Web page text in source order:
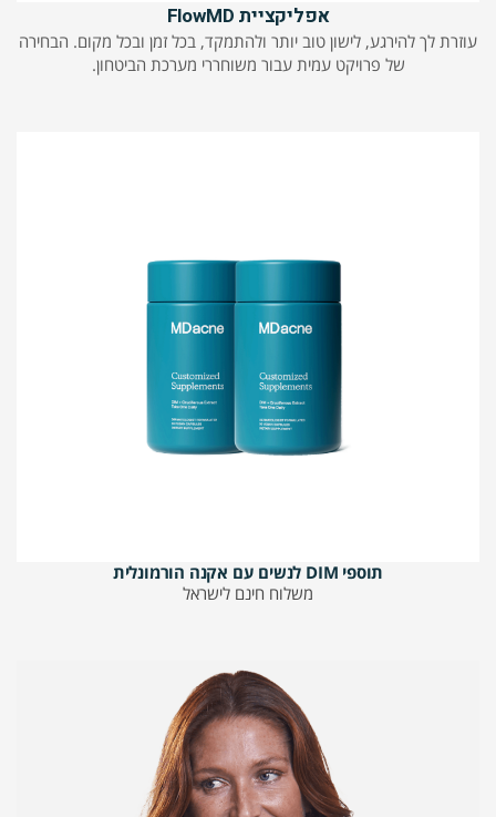
אפליקציית FlowMD
עוזרת לך להירגע, לישון טוב יותר ולהתמקד, בכל זמן ובכל מקום. הבחירה
של פרויקט עמית עבור משוחררי מערכת הביטחון.
תוספי DIM לנשים עם אקנה הורמונלית
משלוח חינם לישראל